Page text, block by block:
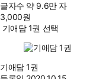
글자수 약 9.6만 자
3,000원
기애담 1권 선택
기애담 1권